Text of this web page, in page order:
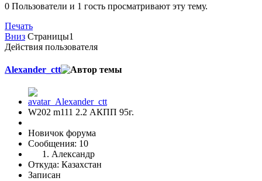
0 Пользователи и 1 гость просматривают эту тему.
Печать
Вниз Страницы1
Действия пользователя
Alexander_ctt
W202 m111 2.2 АКПП 95г.
Новичок форума
Сообщения: 10
Александр
Откуда: Казахстан
Записан